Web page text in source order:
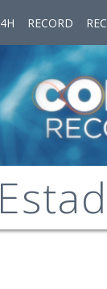
RECORD